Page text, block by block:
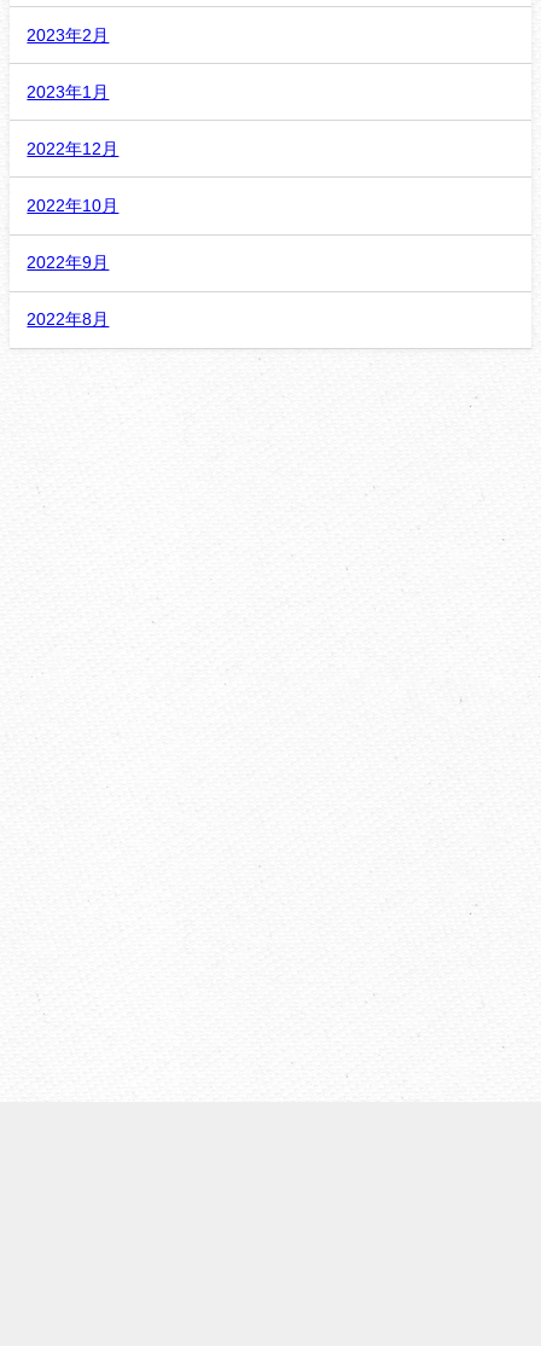
2023年2月
2023年1月
2022年12月
2022年10月
2022年9月
2022年8月